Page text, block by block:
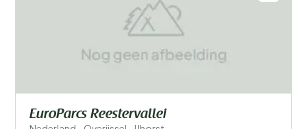
EuroParcs Reestervallei